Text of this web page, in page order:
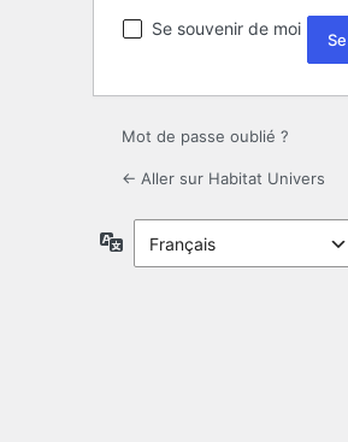
Se souvenir de moi
Mot de passe oublié ?
← Aller sur Habitat Univers
Langue